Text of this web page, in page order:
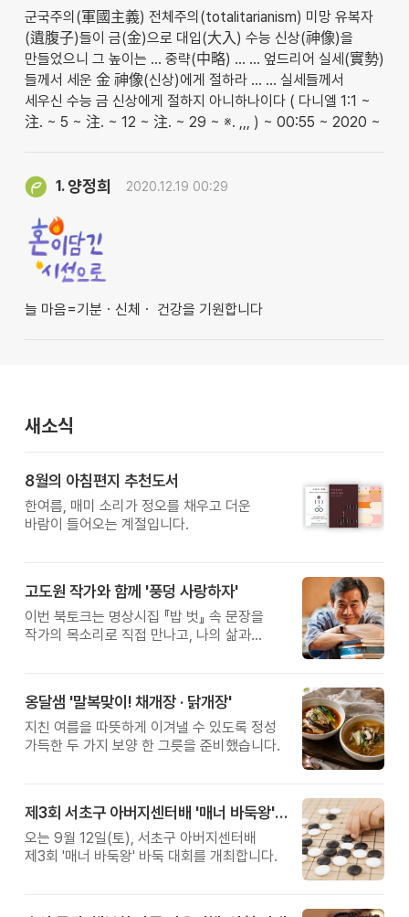
군국주의(軍國主義) 전체주의(totalitarianism) 미망 유복자
(遺腹子)들이 금(金)으로 대입(大入) 수능 신상(神像)을
만들었으니 그 높이는 … 중략(中略) … … 엎드리어 실세(實勢)
들께서 세운 金 神像(신상)에게 절하라 … … 실세들께서
세우신 수능 금 신상에게 절하지 아니하나이다 ( 다니엘 1:1 ~
注. ~ 5 ~ 注. ~ 12 ~ 注. ~ 29 ~ ※. ,,, ) ~ 00:55 ~ 2020 ~
1.양정희 2020.12.19 00:29
늘 마음=기분ㆍ신체ㆍ 건강을 기원합니다
새소식
8월의 아침편지 추천도서
한여름, 매미 소리가 정오를 채우고 더운
바람이 들어오는 계절입니다.
고도원 작가와 함께 '풍덩 사랑하자'
이번 북토크는 명상시집 『밥 벗』 속 문장을
작가의 목소리로 직접 만나고, 나의 삶과
옹달샘 '말복맞이! 채개장 · 닭개장'
지친 여름을 따뜻하게 이겨낼 수 있도록 정성
가득한 두 가지 보양 한 그릇을 준비했습니다.
제3회 서초구 아버지센터배 '매너 바둑왕' 대회
오는 9월 12일(토), 서초구 아버지센터배
제3회 '매너 바둑왕' 바둑 대회를 개최합니다.